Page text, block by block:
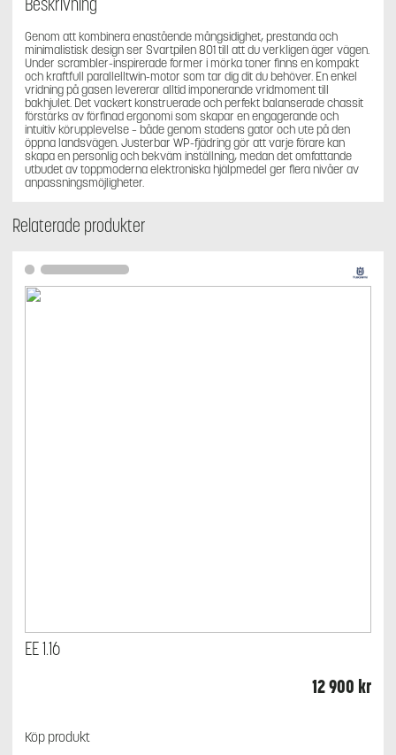
Genom att kombinera enastående mångsidighet, prestanda och
minimalistisk design ser Svartpilen 801 till att du verkligen äger vägen.
Under scrambler-inspirerade former i mörka toner finns en kompakt
och kraftfull parallelltwin-motor som tar dig dit du behöver. En enkel
vridning på gasen levererar alltid imponerande vridmoment till
bakhjulet. Det vackert konstruerade och perfekt balanserade chassit
förstärks av förfinad ergonomi som skapar en engagerande och
intuitiv körupplevelse – både genom stadens gator och ute på den
öppna landsvägen. Justerbar WP-fjädring gör att varje förare kan
skapa en personlig och bekväm inställning, medan det omfattande
utbudet av toppmoderna elektroniska hjälpmedel ger flera nivåer av
anpassningsmöjligheter.
Relaterade produkter
EE 1.16
12 900 kr
Köp produkt